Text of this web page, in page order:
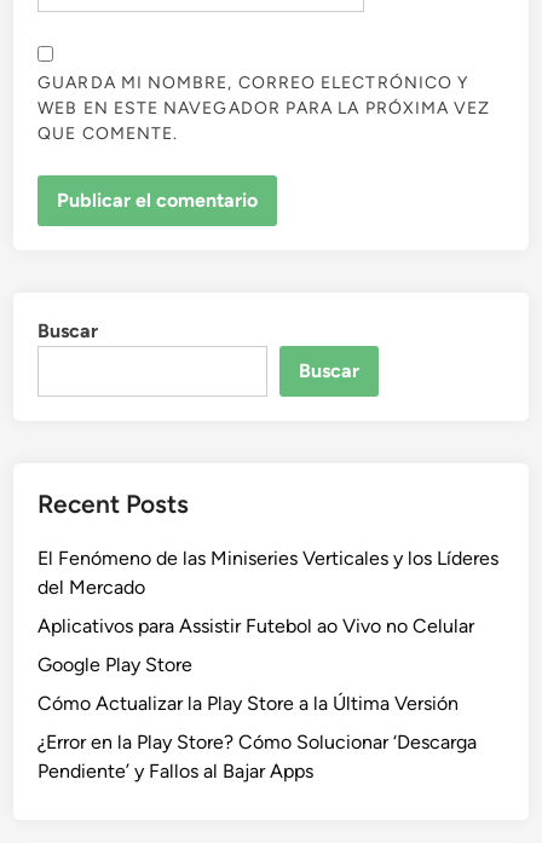
GUARDA MI NOMBRE, CORREO ELECTRÓNICO Y
WEB EN ESTE NAVEGADOR PARA LA PRÓXIMA VEZ
QUE COMENTE.
Buscar
Buscar
Recent Posts
El Fenómeno de las Miniseries Verticales y los Líderes
del Mercado
Aplicativos para Assistir Futebol ao Vivo no Celular
Google Play Store
Cómo Actualizar la Play Store a la Última Versión
¿Error en la Play Store? Cómo Solucionar ‘Descarga
Pendiente’ y Fallos al Bajar Apps